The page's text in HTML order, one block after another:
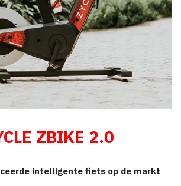
ZBIKE 2.0
intelligente fiets op de markt